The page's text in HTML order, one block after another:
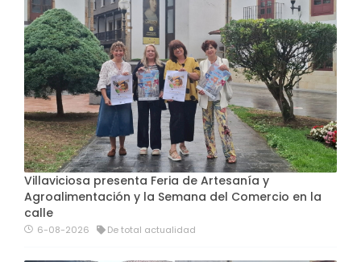
Villaviciosa presenta Feria de Artesanía y
Agroalimentación y la Semana del Comercio en la
calle
6-08-2026 De total actualidad